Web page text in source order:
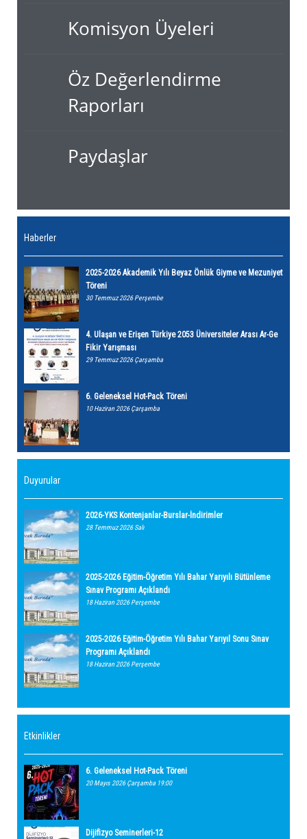
Komisyon Üyeleri
Öz Değerlendirme
Raporları
Paydaşlar
Haberler
2025-2026 Akademik Yılı Beyaz Önlük Giyme ve Mezuniyet
Töreni
30 Temmuz 2026 Perşembe
4. Ulaşan ve Erişen Türkiye 2053 Üniversiteler Arası Ar-Ge
Fikir Yarışması
29 Temmuz 2026 Çarşamba
6. Geleneksel Hot-Pack Töreni
10 Haziran 2026 Çarşamba
Duyurular
2026-YKS Kontenjanlar-Burslar-İndirimler
28 Temmuz 2026 Salı
2025-2026 Eğitim-Öğretim Yılı Bahar Yarıyılı Bütünleme
Sınav Programı Açıklandı
18 Haziran 2026 Perşembe
2025-2026 Eğitim-Öğretim Yılı Bahar Yarıyıl Sonu Sınav
Programı Açıklandı
18 Haziran 2026 Perşembe
Etkinlikler
6. Geleneksel Hot-Pack Töreni
20 Mayıs 2026 Çarşamba 19:00
Dijifizyo Seminerleri-12